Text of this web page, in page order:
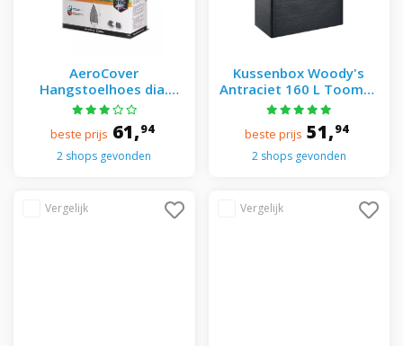
AeroCover
Hangstoelhoes dia.
100x200 cm - - Grijs
beste prijs 61,94
2 shops gevonden
Kussenbox Woody's
Antraciet 160 L Toomax
- Toomax - Grijs
beste prijs 51,94
2 shops gevonden